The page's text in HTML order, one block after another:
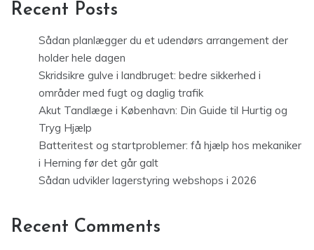
Recent Posts
Sådan planlægger du et udendørs arrangement der
holder hele dagen
Skridsikre gulve i landbruget: bedre sikkerhed i
områder med fugt og daglig trafik
Akut Tandlæge i København: Din Guide til Hurtig og
Tryg Hjælp
Batteritest og startproblemer: få hjælp hos mekaniker
i Herning før det går galt
Sådan udvikler lagerstyring webshops i 2026
Recent Comments